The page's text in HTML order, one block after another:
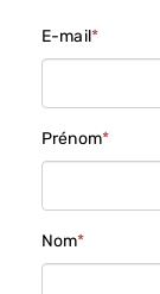
E-mail*
Prénom*
Nom*